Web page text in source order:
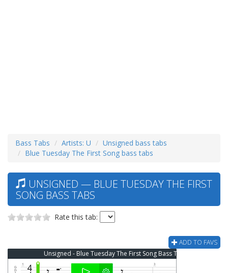
Bass Tabs Artists: U
Unsigned bass tabs
Blue Tuesday The First Song bass tabs
UNSIGNED — BLUE TUESDAY THE FIRST
SONG BASS TABS
Rate this tab:
ADD TO FAVS
Unsigned - Blue Tuesday The First Song Bass Tab